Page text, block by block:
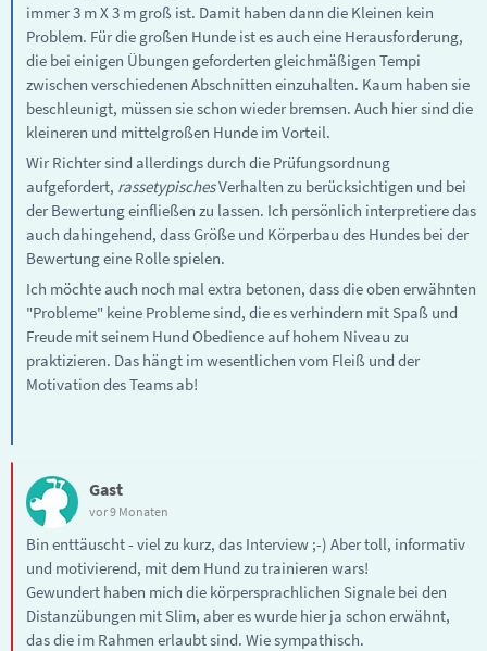
immer 3 m X 3 m groß ist. Damit haben dann die Kleinen kein
Problem. Für die großen Hunde ist es auch eine Herausforderung,
die bei einigen Übungen geforderten gleichmäßigen Tempi
zwischen verschiedenen Abschnitten einzuhalten. Kaum haben sie
beschleunigt, müssen sie schon wieder bremsen. Auch hier sind die
kleineren und mittelgroßen Hunde im Vorteil.
Wir Richter sind allerdings durch die Prüfungsordnung
aufgefordert, rassetypischesVerhalten zu berücksichtigen und bei
der Bewertung einfließen zu lassen. Ich persönlich interpretiere das
auch dahingehend, dass Größe und Körperbau des Hundes bei der
Bewertung eine Rolle spielen.
Ich möchte auch noch mal extra betonen, dass die oben erwähnten
"Probleme" keine Probleme sind, die es verhindern mit Spaß und
Freude mit seinem Hund Obedience auf hohem Niveau zu
praktizieren. Das hängt im wesentlichen vom Fleiß und der
Motivation des Teams ab!
Gast
vor 9 Monaten
Bin enttäuscht - viel zu kurz, das Interview ;-) Aber toll, informativ
und motivierend, mit dem Hund zu trainieren wars!
Gewundert haben mich die körpersprachlichen Signale bei den
Distanzübungen mit Slim, aber es wurde hier ja schon erwähnt,
das die im Rahmen erlaubt sind. Wie sympathisch.